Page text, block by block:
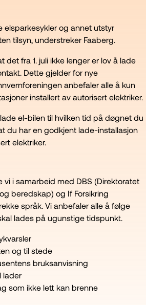
elsparkesykler og annet utstyr
tilsyn, understreker Faaberg.
det fra 1. juli ikke lenger er lov å lade
Dette gjelder for nye
anbefaler alle å kun
installert av autorisert elektriker.
el-bilen til hvilken tid på døgnet du
du har en godkjent lade-installasjon
elektriker.
vi i samarbeid med DBS (Direktoratet
beredskap) og If Forsikring
språk. Vi anbefaler alle å følge
lades på ugunstige tidspunkt.
og til stede
bruksanvisning
lader
som ikke lett kan brenne